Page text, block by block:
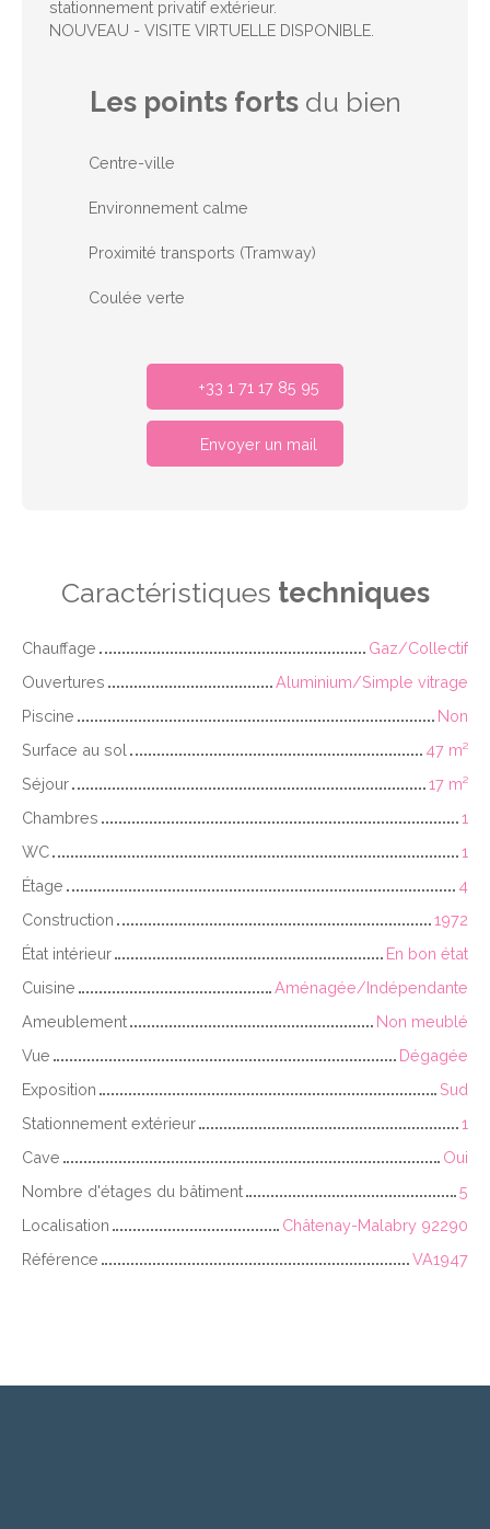
stationnement privatif extérieur.
NOUVEAU - VISITE VIRTUELLE DISPONIBLE.
Les points fortsdu bien
Centre-ville
Environnement calme
Proximité transports (Tramway)
Coulée verte
+33 1 71 17 85 95
Envoyer un mail
Caractéristiques techniques
Chauffage
Gaz/Collectif
Ouvertures
Aluminium/Simple vitrage
Piscine
Non
Surface au sol
47 m²
Séjour
17 m²
Chambres
1
WC
1
Étage
4
Construction
1972
État intérieur
En bon état
Cuisine
Aménagée/Indépendante
Ameublement
Non meublé
Vue
Dégagée
Exposition
Sud
Stationnement extérieur
1
Cave
Oui
Nombre d'étages du bâtiment
5
Localisation
Châtenay-Malabry 92290
Référence
VA1947